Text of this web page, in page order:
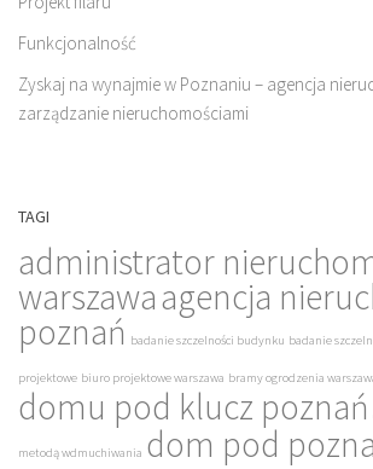
Funkcjonalność
Zyskaj na wynajmie w Poznaniu – agencja
zarządzanie nieruchomościami
TAGI
administrator
warszawaagencja
poznań badanie szczelności budynku badanie
projektowe biuro projektowe warszawa bramy ogrodzenia
domu pod klucz poznań
metodą wdmuchiwania dom pod